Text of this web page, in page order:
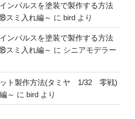
ンパルスを塗装で製作する方法
スミ入れ編～ に bird より
ンパルスを塗装で製作する方法
スミ入れ編～ に シニアモデラー
ット製作方法(タミヤ 1/32 零戦)
～ に bird より